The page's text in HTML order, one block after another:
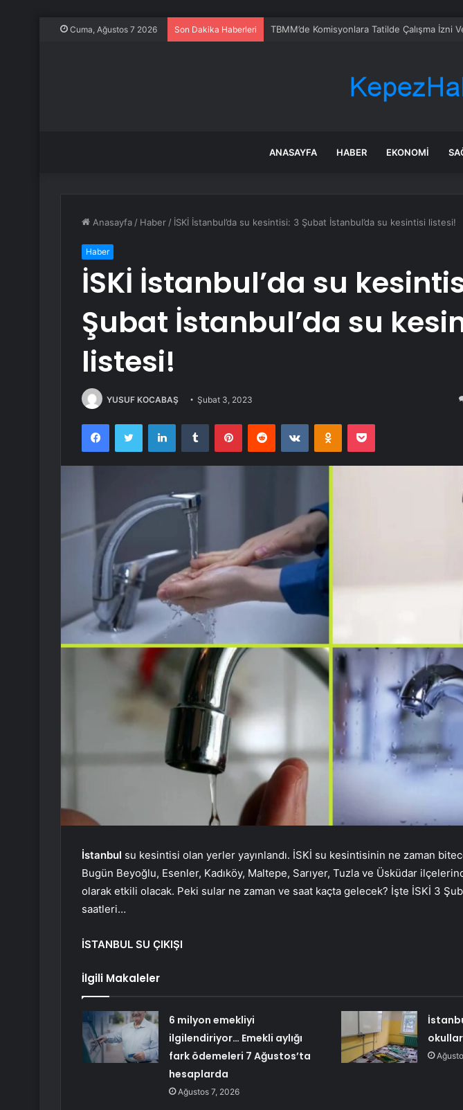
Cuma, Ağustos 7 2026 Son Dakika Haberleri TBMM’de Komisyonlara Tatilde Çalışma İzni
ANASAYFA HABER EKONOMI
Anasayfa / Haber / İSKİ İstanbul’da su kesintisi: 3 Şubat İstanbul’da su kesintisi listesi!
Haber
İSKİ İstanbul’da su
Şubat İstanbul’da su
listesi!
YUSUF KOCABAŞ Şubat 3, 2023
FacebookTwitter LinkedInTumblr PinterestReddit VKontakteOdnoklassniki
Pocket
İstanbul su kesintisi olan yerler yayınlandı. İSKİ su kesintisinin ne zaman
Bugün Beyoğlu, Esenler, Kadıköy, Maltepe, Sarıyer, Tuzla ve Üsküdar
olarak etkili olacak. Peki sular ne zaman ve saat kaçta gelecek? İşte İSKİ 3
saatleri…
İSTANBUL SU ÇIKIŞI
İlgili Makaleler
6 milyon emekliyi
ilgilendiriyor… Emekli aylığı
fark ödemeleri 7 Ağustos’ta
hesaplarda
Ağustos 7, 2026